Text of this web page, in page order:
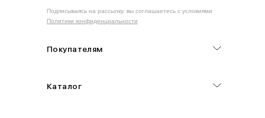
Покупателям
Каталог
Подписываясь на рассылку, вы соглашаетесь с условиями
Политики конфиденциальности